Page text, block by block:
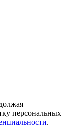
персональных
.